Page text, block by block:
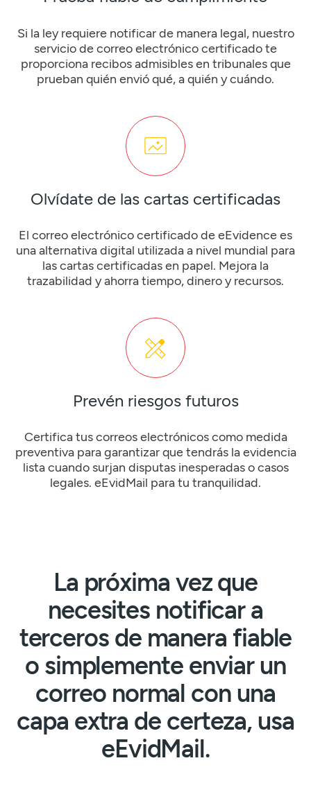
Si la ley requiere notificar de manera legal, nuestro
servicio de correo electrónico certificado te
proporciona recibos admisibles en tribunales que
prueban quién envió qué, a quién y cuándo.
Olvídate de las cartas certificadas
El correo electrónico certificado de eEvidence es
una alternativa digital utilizada a nivel mundial para
las cartas certificadas en papel. Mejora la
trazabilidad y ahorra tiempo, dinero y recursos.
Prevén riesgos futuros
Certifica tus correos electrónicos como medida
preventiva para garantizar que tendrás la evidencia
lista cuando surjan disputas inesperadas o casos
legales. eEvidMail para tu tranquilidad.
La próxima vez que
necesites notificar a
terceros de manera fiable
o simplemente enviar un
correo normal con una
capa extra de certeza, usa
eEvidMail.